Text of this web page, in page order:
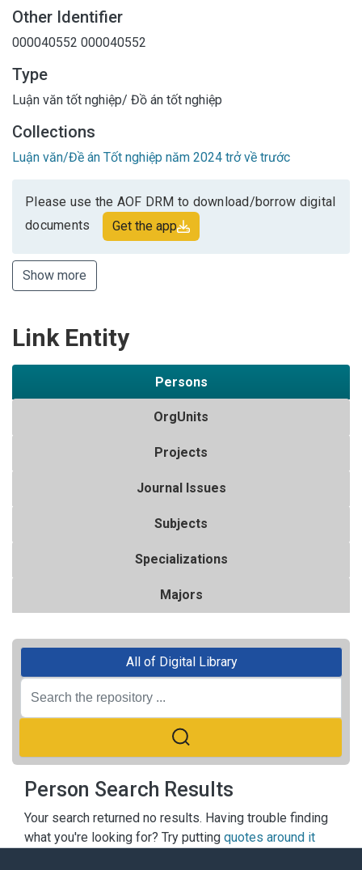
Other Identifier
000040552 000040552
Type
Luận văn tốt nghiệp/ Đồ án tốt nghiệp
Collections
Luận văn/Đề án Tốt nghiệp năm 2024 trở về trước
Please use the AOF DRM to download/borrow digital
documents
Get the app
Show more
Link Entity
Persons
OrgUnits
Projects
Journal Issues
Subjects
Specializations
Majors
All of Digital Library
Person Search Results
Your search returned no results. Having trouble finding
what you're looking for? Try putting quotes around it